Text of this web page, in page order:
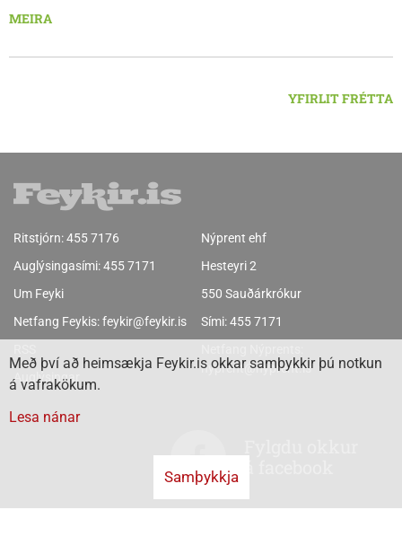
bestu landbúnaðarsvæða landsins. Dalvík, Siglufjörður og
svæðinu er verið að þróa orkuverkefni og nýsköpun.
MEIRA
YFIRLIT FRÉTTA
Ritstjórn:455 7176
Auglýsingasími:455 7171
Um Feyki
Netfang Feykis:feykir@feykir.is
Auglýsingar
Nýprent ehf
Hesteyri 2
550 Sauðárkrókur
Sími:455 7171
nyprent@nyprent.is
Með því að heimsækja Feykir.is okkar samþykkir þú notkun
á vafrakökum.
Lesa nánar
Samþykkja